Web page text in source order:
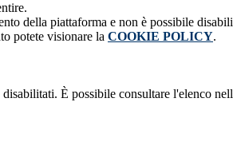
della piattaforma e non è possibile
potete visionare la COOKIE POLICY.
È possibile consultare l'elenco